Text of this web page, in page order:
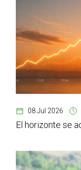
08 Jul 2026
El horizonte se